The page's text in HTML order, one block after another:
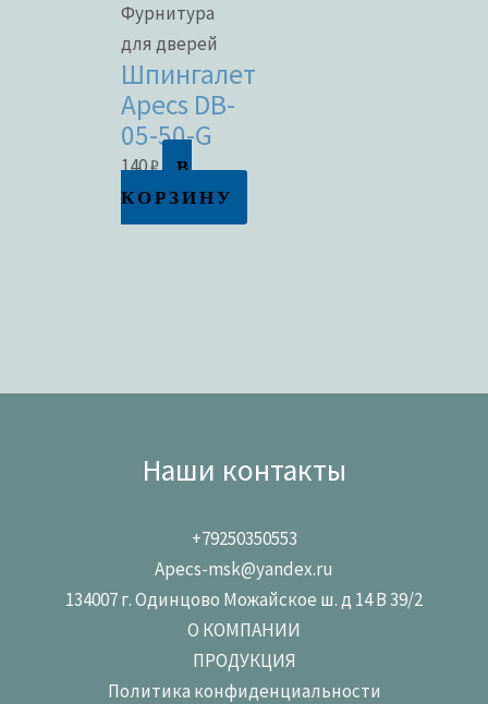
Фурнитура
для дверей
Шпингалет
Apecs DB-
05-50-G
140₽
В
КОРЗИНУ
Наши контакты
+79250350553
Apecs-msk@yandex.ru
134007 г. Одинцово Можайское ш. д 14 В 39/2
О КОМПАНИИ
ПРОДУКЦИЯ
Политика конфиденциальности